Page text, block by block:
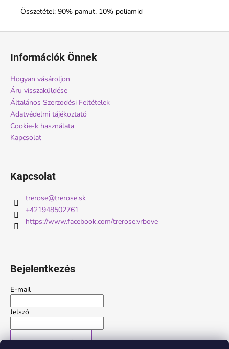
Összetétel: 90% pamut, 10% poliamid
Információk Önnek
Hogyan vásároljon
Áru visszaküldése
Általános Szerzodési Feltételek
Adatvédelmi tájékoztató
Cookie-k használata
Kapcsolat
Kapcsolat
trerose@trerose.sk
+421948502761
https://www.facebook.com/trerose.vrbove
Bejelentkezés
E-mail
Jelszó